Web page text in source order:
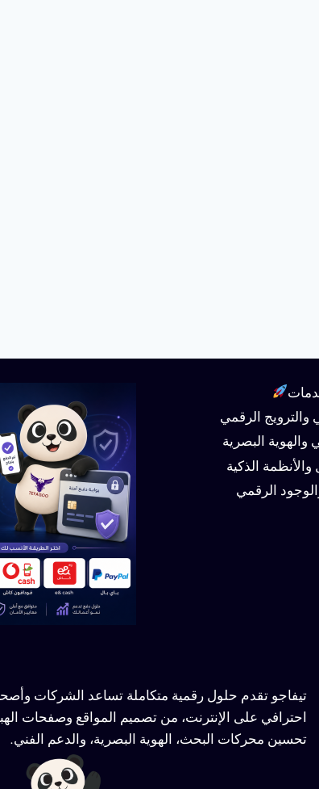
والترويج الرقمي
والهوية البصرية
والأنظمة الذكية
الرقمي
تيفاجو تقدم حلول رقمية متكاملة تساعد الشركات
احترافي على الإنترنت، من تصميم المواقع وصفحات
تحسين محركات البحث، الهوية البصرية، والدعم الفني.